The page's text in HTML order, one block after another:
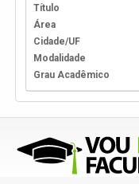
Título
Área
Cidade/UF
Modalidade
Grau Acadêmico